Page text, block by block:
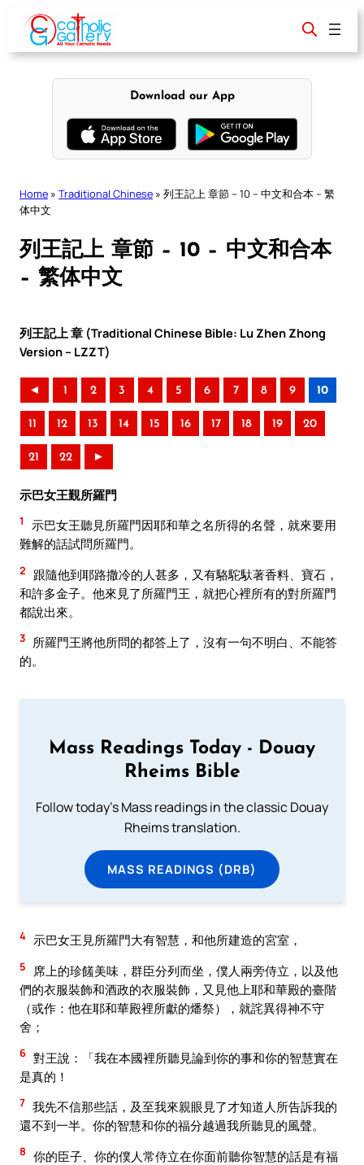
content
Download our App
Home » Traditional Chinese » 列王記上 章節 – 10 – 中文和合本 – 繁
体中文
列王記上 章節 – 10 – 中文和合本
– 繁体中文
列王記上 章 (Traditional Chinese Bible: Lu Zhen Zhong
Version – LZZT)
◄ 1 2 3 4 5 6 7 8 9 10
11 12 13 14 15 16 17 18 19 20
21 22 ►
示巴女王覲所羅門
1
示巴女王聽見所羅門因耶和華之名所得的名聲，就來要用
難解的話試問所羅門。
2
跟隨他到耶路撒冷的人甚多，又有駱駝馱著香料、寶石，
和許多金子。他來見了所羅門王，就把心裡所有的對所羅門
都說出來。
3 所羅門王將他所問的都答上了，沒有一句不明白、不能答
的。
Mass Readings Today - Douay
Rheims Bible
Follow today's Mass readings in the classic Douay
Rheims translation.
MASS READINGS (DRB)
4 示巴女王見所羅門大有智慧，和他所建造的宮室，
5
席上的珍饈美味，群臣分列而坐，僕人兩旁侍立，以及他
們的衣服裝飾和酒政的衣服裝飾，又見他上耶和華殿的臺階
（或作：他在耶和華殿裡所獻的燔祭），就詫異得神不守
舍；
6 對王說：「我在本國裡所聽見論到你的事和你的智慧實在
是真的！
7 我先不信那些話，及至我來親眼見了才知道人所告訴我的
還不到一半。你的智慧和你的福分越過我所聽見的風聲。
8 你的臣子、你的僕人常侍立在你面前聽你智慧的話是有福